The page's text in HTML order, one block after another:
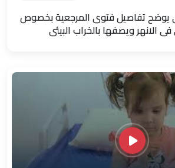
يوضح تفاصيل فتوى المرجعية بخصوص
الانهر ويصفها بالخراب البيئي